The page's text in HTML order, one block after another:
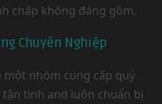
chấp không đáng gồm.
Chuyên Nghiệp
nhóm cung cấp quý
tình and luôn chuẩn bị